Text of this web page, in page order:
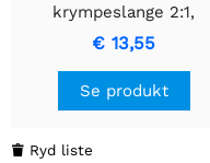
krympeslange 2:1,
diameter 5,0 mm, 12 m,
sort
€ 13,55
Se produkt
 Ryd liste